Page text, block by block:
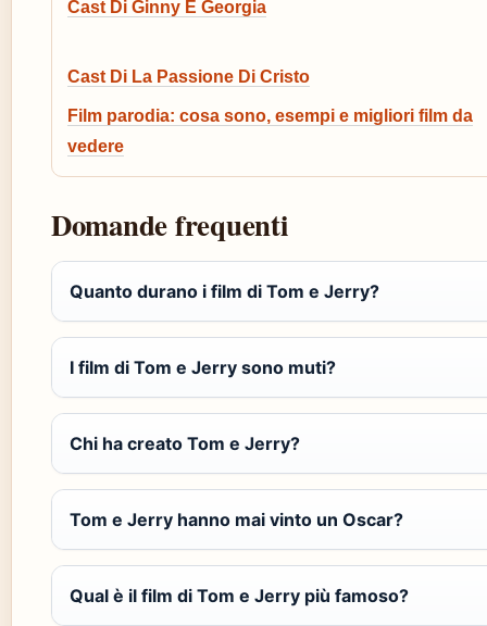
Cast Di Ginny E Georgia
Cast Di La Passione Di Cristo
Film parodia: cosa sono, esempi e migliori film da
vedere
Domande frequenti
Quanto durano i film di Tom e Jerry?
I film di Tom e Jerry sono muti?
Chi ha creato Tom e Jerry?
Tom e Jerry hanno mai vinto un Oscar?
Qual è il film di Tom e Jerry più famoso?